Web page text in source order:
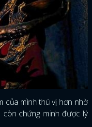
của mình thú vị hơn nhờ
còn chứng minh được lý